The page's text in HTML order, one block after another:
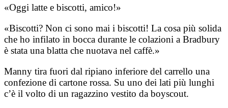
«Oggi latte e biscotti, amico!»
«Biscotti? Non ci sono mai i biscotti! La cosa più solida
che ho infilato in bocca durante le colazioni a Bradbury
è stata una blatta che nuotava nel caffè.»
Manny tira fuori dal ripiano inferiore del carrello una
confezione di cartone rossa. Su uno dei lati più lunghi
c’è il volto di un ragazzino vestito da boyscout.